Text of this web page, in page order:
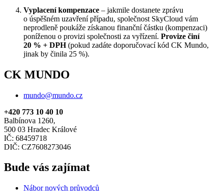
Vyplacení kompenzace – jakmile dostanete zprávu
o úspěšném uzavření případu, společnost SkyCloud vám
neprodleně poukáže získanou finanční částku (kompenzaci)
poníženou o provizi společnosti za vyřízení. Provize činí
20 % + DPH(pokud zadáte doporučovací kód CK Mundo,
jinak by činila 25 %).
CK MUNDO
mundo@mundo.cz
+420 773 10 40 10
Balbínova 1260,
500 03 Hradec Králové
IČ: 68459718
DIČ: CZ7608273046
Bude vás zajímat
Nábor nových průvodců